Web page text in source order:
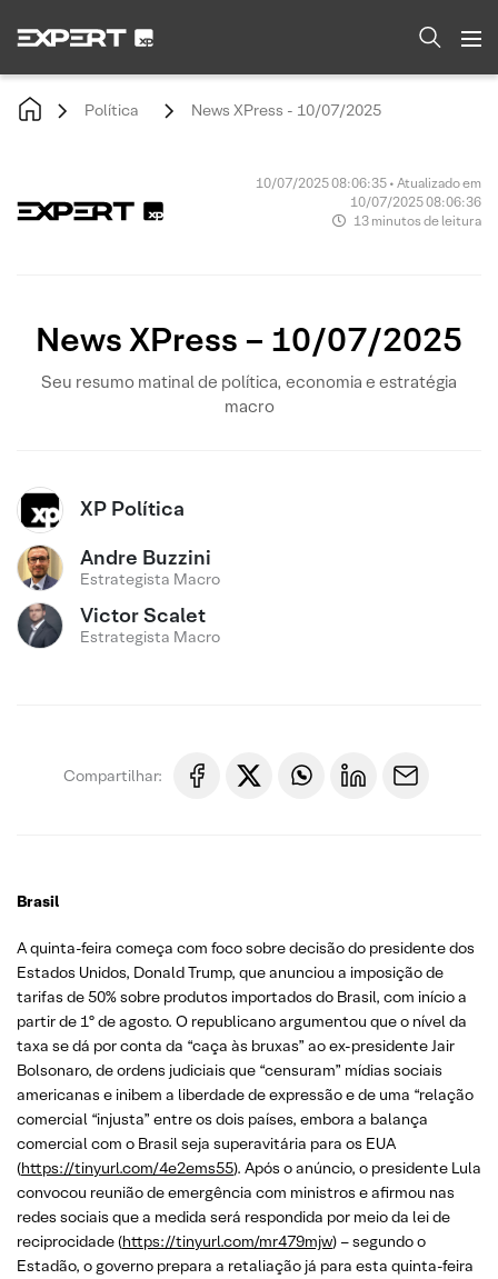
Política News XPress - 10/07/2025
10/07/2025 08:06:35 • Atualizado em
10/07/2025 08:06:36
13 minutos de leitura
News XPress – 10/07/2025
Seu resumo matinal de política, economia e estratégia
macro
XP Política
Andre Buzzini
Estrategista Macro
Victor Scalet
Estrategista Macro
Compartilhar:
Brasil
A quinta-feira começa com foco sobre decisão do presidente dos
Estados Unidos, Donald Trump, que anunciou a imposição de
tarifas de 50% sobre produtos importados do Brasil, com início a
partir de 1º de agosto. O republicano argumentou que o nível da
taxa se dá por conta da “caça às bruxas” ao ex-presidente Jair
Bolsonaro, de ordens judiciais que “censuram” mídias sociais
americanas e inibem a liberdade de expressão e de uma “relação
comercial “injusta” entre os dois países, embora a balança
comercial com o Brasil seja superavitária para os EUA
(https://tinyurl.com/4e2ems55). Após o anúncio, o presidente Lula
convocou reunião de emergência com ministros e afirmou nas
redes sociais que a medida será respondida por meio da lei de
reciprocidade (https://tinyurl.com/mr479mjw) – segundo o
Estadão, o governo prepara a retaliação já para esta quinta-feira